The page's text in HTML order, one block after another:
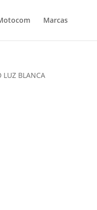
Marcas
LUZ BLANCA